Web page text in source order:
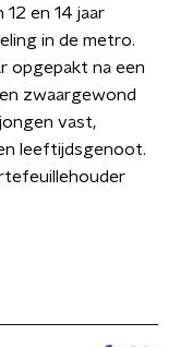
en 14 jaar
in de metro.
opgepakt na een
zwaargewond
vast,
leeftijdsgenoot.